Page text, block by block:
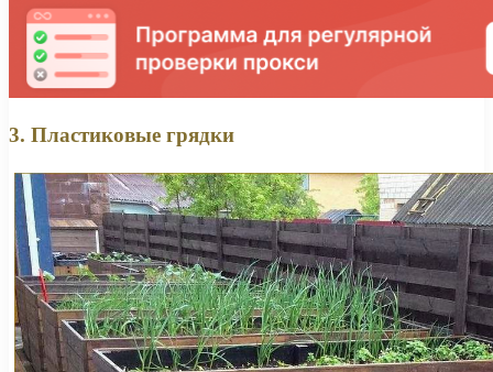
3. Пластиковые грядки